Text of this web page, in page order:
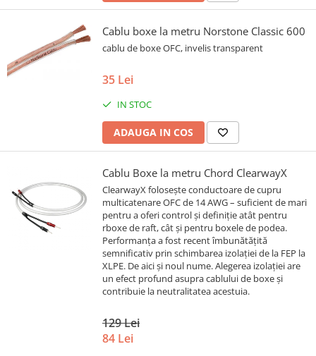
Cablu boxe la metru Norstone Classic 600
cablu de boxe OFC, invelis transparent
35 Lei
IN STOC
ADAUGA IN COS
Cablu Boxe la metru Chord ClearwayX
ClearwayX folosește conductoare de cupru
multicatenare OFC de 14 AWG – suficient de mari
pentru a oferi control și definiție atât pentru
rboxe de raft, cât și pentru boxele de podea.
Performanța a fost recent îmbunătățită
semnificativ prin schimbarea izolației de la FEP la
XLPE. De aici și noul nume. Alegerea izolației are
un efect profund asupra cablului de boxe și
contribuie la neutralitatea acestuia.
129 Lei
84 Lei